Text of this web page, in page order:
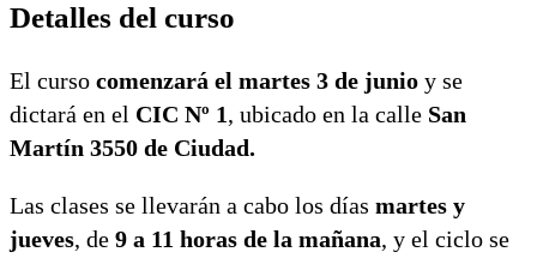
Detalles del curso
El curso comenzará el martes 3 de junio y se
dictará en el CIC Nº 1, ubicado en la calle San
Martín 3550 de Ciudad.
Las clases se llevarán a cabo los días martes y
jueves, de 9 a 11 horas de la mañana, y el ciclo se